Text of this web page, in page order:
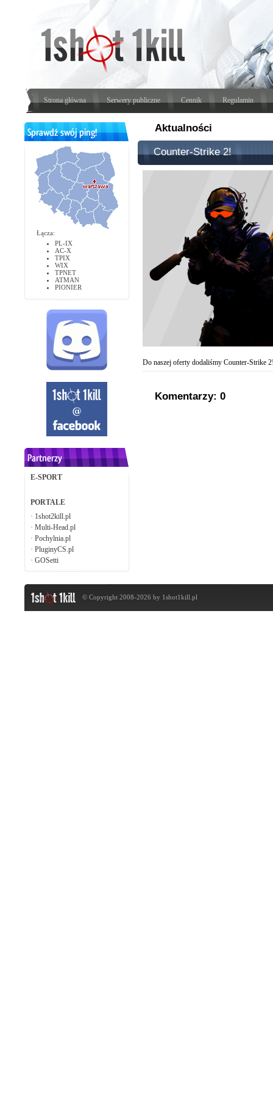
Strona główna Serwery publiczne Cennik Regulamin
Łącza:
PL-IX
AC-X
TPIX
WIX
TPNET
ATMAN
PIONIER
E-SPORT
PORTALE
· 1shot2kill.pl
· Multi-Head.pl
· Pochylnia.pl
· PluginyCS.pl
· GOSetti
Aktualności
Counter-Strike 2!
Do naszej oferty dodaliśmy Counter-Strike
Komentarzy: 0
© Copyright 2008-2026 by 1shot1kill.pl